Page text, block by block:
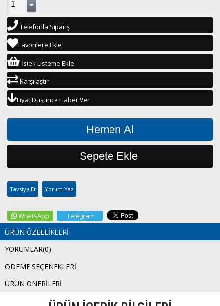
Telefonla Sipariş
Favorilere Ekle
İstek Listeme Ekle
Karşılaştır
Fiyat Düşünce Haber Ver
Tavsiye Et Yorum Yaz
WhatsApp Telegram
ÜRÜN ÖZELLIKLERI
YORUMLAR(0)
ÖDEME SEÇENEKLERI
ÜRÜN ÖNERILERI